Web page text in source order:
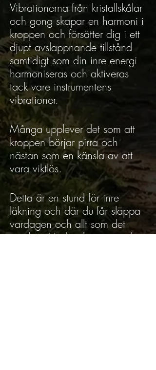
Vibrationerna från kristallskålar
och gong skapar en harmoni i
kroppen och försätter dig i ett
djupt avslappnande tillstånd
samtidigt som din inre energi
harmoniseras och aktiveras
tack vare instrumentens
vibrationer.
Många upplever det som att
kroppen börjar pirra och
nästan som en känsla av att
vara viktlös.
Detta är en stund för inre
läkning och där du får släppa
vardagen och allt som det
innebär. Under denna stund